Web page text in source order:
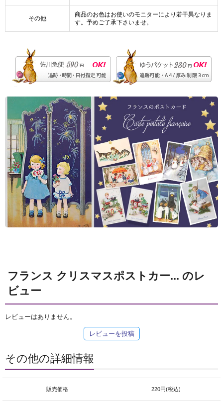
その他
商品のお色はお使いのモニターにより若干異なりま
す。予めご了承下さいませ。
フランス クリスマスポストカー... のレ
ビュー
レビューはありません。
レビューを投稿
その他の詳細情報
販売価格 220円(税込)